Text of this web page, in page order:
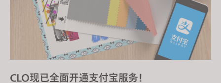
CLO现已全面开通支付宝服务！